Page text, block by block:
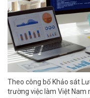
Theo công bố Khảo sát
trường việc làm Việt Nam